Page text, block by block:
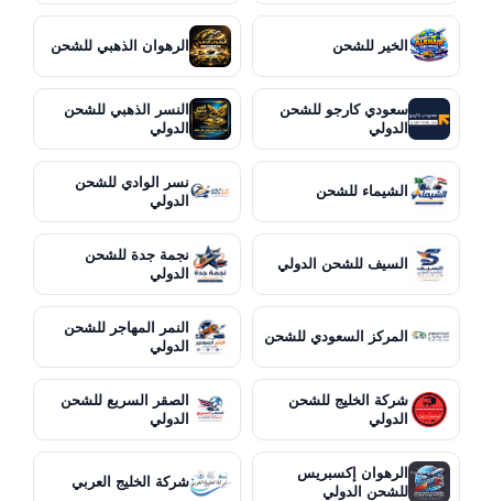
الخير للشحن الرهوان الذهبي للشحن
سعودي كارجو للشحن
الدولي
النسر الذهبي للشحن
الدولي
الشيماء للشحن
نسر الوادي للشحن
الدولي
السيف للشحن الدولي
نجمة جدة للشحن
الدولي
المركز السعودي للشحن
النمر المهاجر للشحن
الدولي
شركة الخليج للشحن
الدولي
الصقر السريع للشحن
الدولي
الرهوان إكسبريس
للشحن الدولي
شركة الخليج العربي